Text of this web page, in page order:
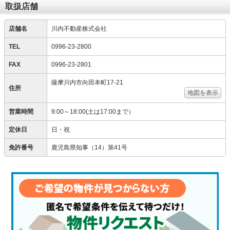
取扱店舗
店舗名 川内不動産株式会社
TEL 0996-23-2800
FAX 0996-23-2801
住所
薩摩川内市向田本町17-21
地図を表示
営業時間 9:00～18:00(土は17:00まで）
定休日 日・祝
免許番号 鹿児島県知事（14）第41号